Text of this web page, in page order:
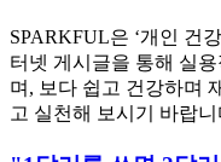
SPARKFUL은 ‘개인 건
터넷 게시글을 통해 실
며, 보다 쉽고 건강하며
고 실천해 보시기 바랍